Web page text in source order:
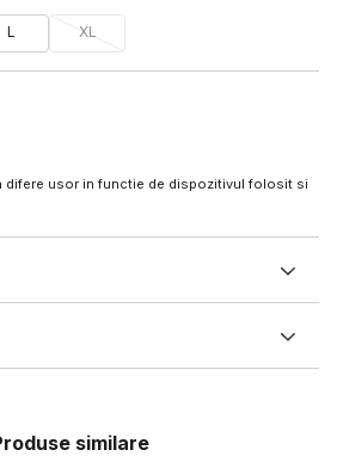
L XL
difere usor in functie de dispozitivul folosit si
similare